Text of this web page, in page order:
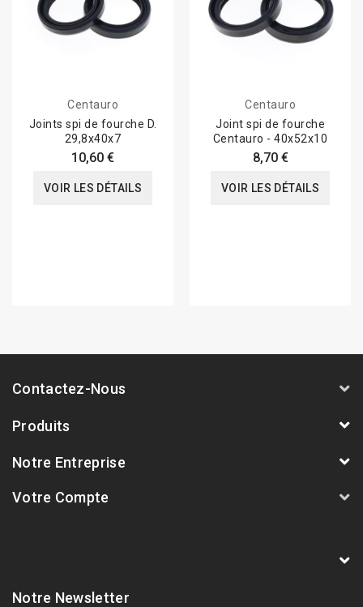
Centauro
Joints spi de fourche D.
29,8x40x7
10,60 €
VOIR LES DÉTAILS
Centauro
Joint spi de fourche
Centauro - 40x52x10
8,70 €
VOIR LES DÉTAILS
Contactez-Nous
Produits
Notre Entreprise
Votre Compte
Notre Newsletter